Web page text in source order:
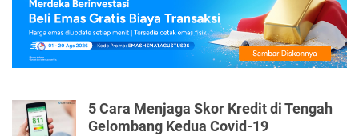
5 Cara Menjaga Skor Kredit di Tengah
Gelombang Kedua Covid-19